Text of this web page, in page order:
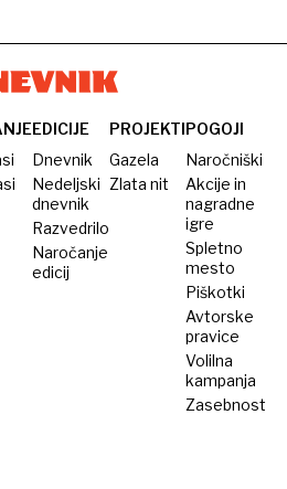
covidu
in
EDICIJE
Dnevnik
Nedeljski
dnevnik
Razvedrilo
Naročanje
edicij
PROJEKTI
Gazela
Zlata nit
POGOJI
Naročniški
Akcije in
nagradne
igre
Spletno
mesto
Piškotki
Avtorske
pravice
Volilna
kampanja
Zasebnost